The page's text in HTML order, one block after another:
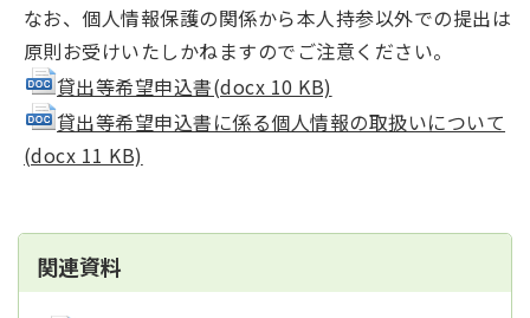
なお、個人情報保護の関係から本人持参以外での提出は
原則お受けいたしかねますのでご注意ください。
貸出等希望申込書(docx 10 KB)
貸出等希望申込書に係る個人情報の取扱いについて
(docx 11 KB)
関連資料